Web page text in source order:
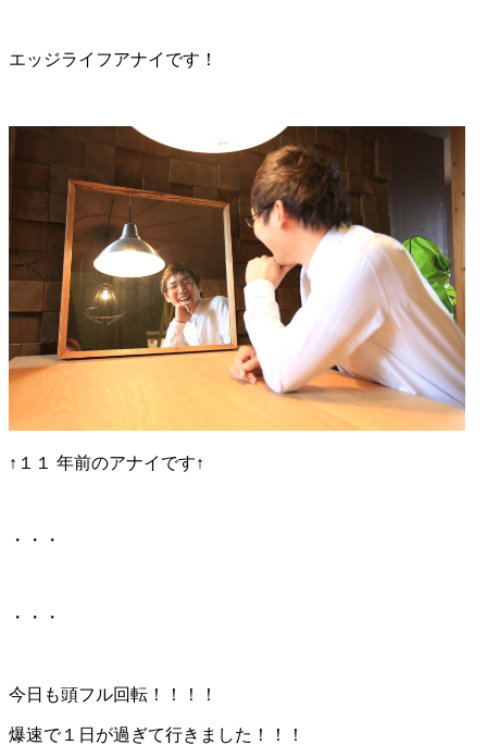
エッジライフアナイです！
↑１１ 年前のアナイです↑
・・・
・・・
今日も頭フル回転！！！！
爆速で１日が過ぎて行きました！！！